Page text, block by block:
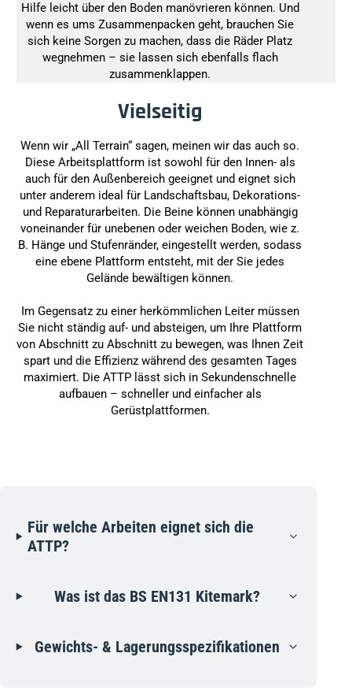
Hilfe leicht über den Boden manövrieren können. Und
wenn es ums Zusammenpacken geht, brauchen Sie
sich keine Sorgen zu machen, dass die Räder Platz
wegnehmen – sie lassen sich ebenfalls flach
zusammenklappen.
Vielseitig
Wenn wir „All Terrain“ sagen, meinen wir das auch so.
Diese Arbeitsplattform ist sowohl für den Innen- als
auch für den Außenbereich geeignet und eignet sich
unter anderem ideal für Landschaftsbau, Dekorations-
und Reparaturarbeiten. Die Beine können unabhängig
voneinander für unebenen oder weichen Boden, wie z.
B. Hänge und Stufenränder, eingestellt werden, sodass
eine ebene Plattform entsteht, mit der Sie jedes
Gelände bewältigen können.
Im Gegensatz zu einer herkömmlichen Leiter müssen
Sie nicht ständig auf- und absteigen, um Ihre Plattform
von Abschnitt zu Abschnitt zu bewegen, was Ihnen Zeit
spart und die Effizienz während des gesamten Tages
maximiert. Die ATTP lässt sich in Sekundenschnelle
aufbauen – schneller und einfacher als
Gerüstplattformen.
Für welche Arbeiten eignet sich die
ATTP?
Was ist das BS EN131 Kitemark?
Gewichts- & Lagerungsspezifikationen